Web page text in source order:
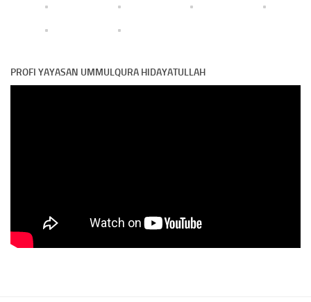
PROFI YAYASAN UMMULQURA HIDAYATULLAH